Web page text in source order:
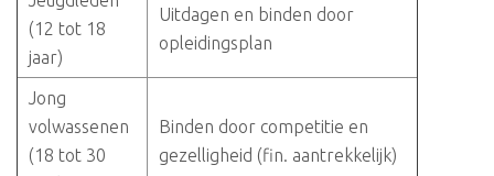
(12 tot 18
jaar)
Uitdagen en binden door
opleidingsplan
Jong
volwassenen
(18 tot 30
Binden door competitie en
gezelligheid (fin. aantrekkelijk)